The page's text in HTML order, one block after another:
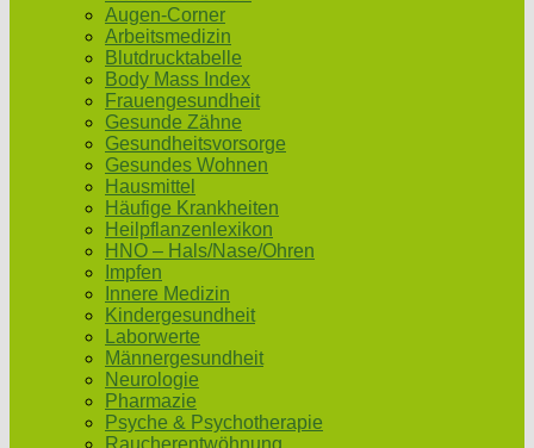
Augen-Corner
Arbeitsmedizin
Blutdrucktabelle
Body Mass Index
Frauengesundheit
Gesunde Zähne
Gesundheitsvorsorge
Gesundes Wohnen
Hausmittel
Häufige Krankheiten
Heilpflanzenlexikon
HNO – Hals/Nase/Ohren
Impfen
Innere Medizin
Kindergesundheit
Laborwerte
Männergesundheit
Neurologie
Pharmazie
Psyche & Psychotherapie
Raucherentwöhnung